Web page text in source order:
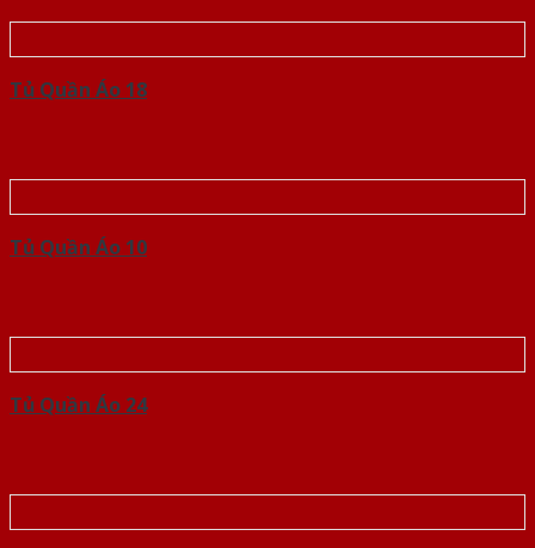
Tủ Quần Áo 18
Tủ Quần Áo 10
Tủ Quần Áo 24